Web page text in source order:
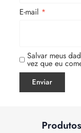
E-mail *
Salvar meus
vez que eu